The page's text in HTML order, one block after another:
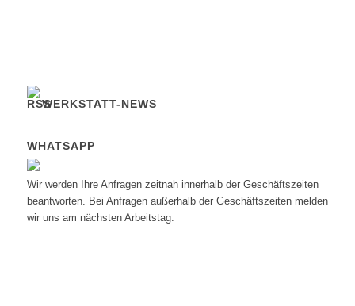
WERKSTATT-NEWS
WHATSAPP
Wir werden Ihre Anfragen zeitnah innerhalb der Geschäftszeiten
beantworten. Bei Anfragen außerhalb der Geschäftszeiten melden
wir uns am nächsten Arbeitstag.